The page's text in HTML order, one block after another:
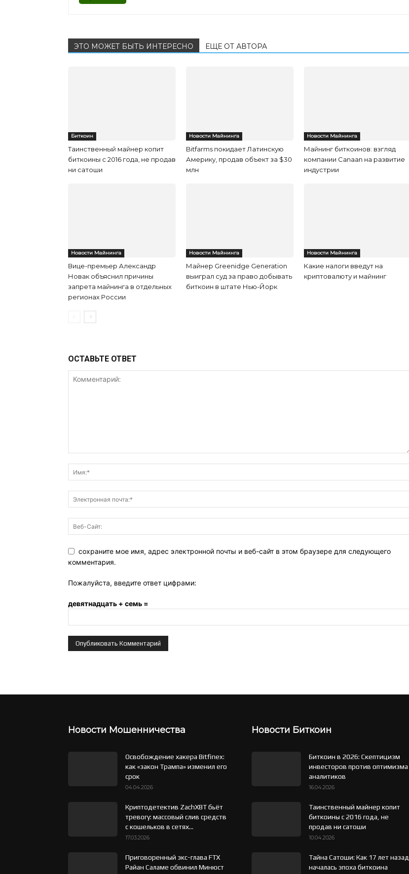
ЭТО МОЖЕТ БЫТЬ ИНТЕРЕСНО ЕЩЕ ОТ АВТОРА
Биткоин
Таинственный майнер копит
биткоины с 2016 года, не продав
ни сатоши
Новости Майнинга
Bitfarms покидает Латинскую
Америку, продав объект за $30
млн
Новости Майнинга
Майнинг биткоинов: взгляд
компании Canaan на развитие
индустрии
Новости Майнинга
Вице-премьер Александр
Новак объяснил причины
запрета майнинга в отдельных
регионах России
Новости Майнинга
Майнер Greenidge Generation
выиграл суд за право добывать
биткоин в штате Нью-Йорк
Новости Майнинга
Какие налоги введут на
криптовалюту и майнинг
ОСТАВЬТЕ ОТВЕТ
сохраните мое имя, адрес электронной почты и веб-сайт в этом браузере для следующего
комментария.
Пожалуйста, введите ответ цифрами:
девятнадцать + семь =
Новости Мошенничества
Освобождение хакера Bitfinex:
как «закон Трампа» изменил его
срок
04.04.2026
Криптодетектив ZachXBT бьёт
тревогу: массовый слив средств
с кошельков в сетях...
17.03.2026
Приговоренный экс-глава FTX
Райан Саламе обвинил Минюст
Новости Биткоин
Биткоин в 2026: Скептицизм
инвесторов против оптимизма
аналитиков
16.04.2026
Таинственный майнер копит
биткоины с 2016 года, не
продав ни сатоши
10.04.2026
Тайна Сатоши: Как 17 лет назад
началась эпоха биткоина